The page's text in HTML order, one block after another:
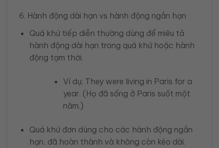
6. Hành động dài hạn vs hành động ngắn hạn
Quá khứ tiếp diễn thường dùng để miêu tả
hành động dài hạn trong quá khứ hoặc hành
động tạm thời.
Ví dụ: They were living in Paris for a
year. (Họ đã sống ở Paris suốt một
năm.)
Quá khứ đơn dùng cho các hành động ngắn
hạn, đã hoàn thành và không còn kéo dài.